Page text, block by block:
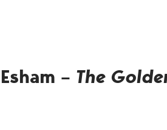
Esham – The